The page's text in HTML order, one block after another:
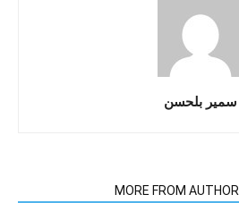
سمير بلحسن
MORE FROM AUTHOR